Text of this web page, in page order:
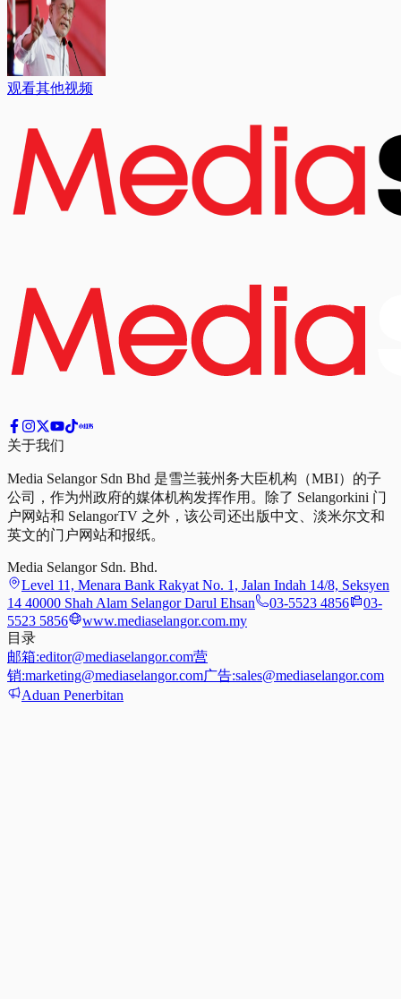
观看其他视频
关于我们
Media Selangor Sdn Bhd 是雪兰莪州务大臣机构（MBI）的子
公司，作为州政府的媒体机构发挥作用。除了 Selangorkini 门
户网站和 SelangorTV 之外，该公司还出版中文、淡米尔文和
英文的门户网站和报纸。
Media Selangor Sdn. Bhd.
Level 11, Menara Bank Rakyat No. 1, Jalan Indah 14/8, Seksyen
14 40000 Shah Alam Selangor Darul Ehsan
03-5523 4856
03-
5523 5856
www.mediaselangor.com.my
目录
邮箱:editor@mediaselangor.com营
销:marketing@mediaselangor.com广告:sales@mediaselangor.com
Aduan Penerbitan